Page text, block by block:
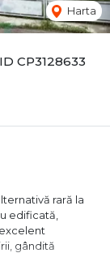
ID CP3128633
Harta
rară la
edificată,
gândită